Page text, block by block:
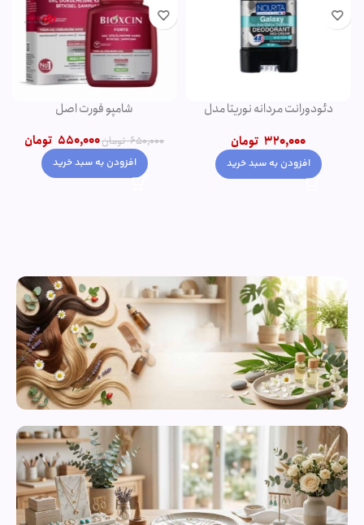
دئودورانت مردانه نوریتا مدل
320,000 تومان
افزودن به سبد خرید
شامپو فورت اصل
650,000 تومان550,000 تومان
افزودن به سبد خرید
محصولات
مراقبت از
پوست